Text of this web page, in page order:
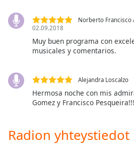
Opacity
Norberto Francisco
02.09.2018
Muy buen programa con
musicales y comentarios.
Alejandra Loscalzo
Hermosa noche con mis
Gomez y Francisco
Radion yhteystiedot